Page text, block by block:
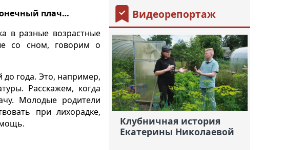
плач…
в разные возрастные
со сном, говорим о
до года. Это, например,
Расскажем, когда
Молодые родители
при лихорадке,
Видеорепортаж
Клубничная история
Екатерины Николаевой